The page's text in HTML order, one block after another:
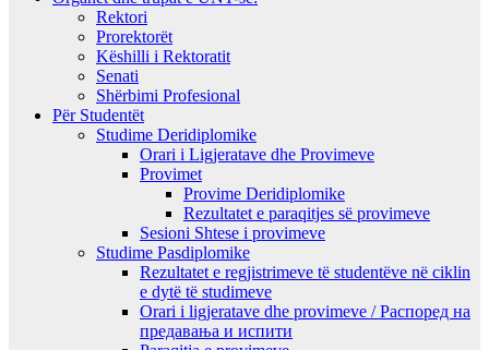
Rektori
Prorektorët
Këshilli i Rektoratit
Senati
Shërbimi Profesional
Për Studentët
Studime Deridiplomike
Orari i Ligjeratave dhe Provimeve
Provimet
Provime Deridiplomike
Rezultatet e paraqitjes së provimeve
Sesioni Shtese i provimeve
Studime Pasdiplomike
Rezultatet e regjistrimeve të studentëve në ciklin
e dytë të studimeve
Orari i ligjeratave dhe provimeve / Распоред на
предавањa и испити